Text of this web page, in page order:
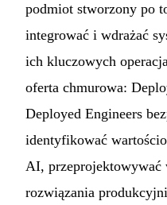
podmiot stworzony po
integrować i wdrażać
ich kluczowych
oferta chmurowa:
Deployed Engineers
identyfikować
AI,
rozwiązania